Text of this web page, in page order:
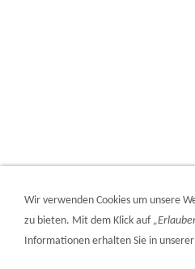
Wir verwenden Cookies um unsere
zu bieten. Mit dem Klick auf
Informationen erhalten Sie in